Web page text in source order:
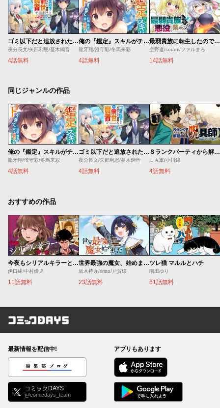
ゴミ以下だと追放された使用人、実は前世賢者です ～史上最強の賢者、世界最高峰の学園に通う～
夜分長文/矢部利恩/蔓木鋼音
4話無料
俺の『鑑定』スキルがチートすぎて
龍牙翔/澄守彩/冬馬来彩
4話無料
最弱貴族に転生したので悪役たちを集めてみた
空野進/sorani/ファルまろ
14話無料
同じジャンルの作品
俺の『鑑定』スキルがチートすぎて
龍牙翔/澄守彩/冬馬来彩
4話無料
ゴミ以下だと追放された使用人、実は前世賢者です ～史上最強の賢者、世界最高峰の学園に通う～
夜分長文/矢部利恩/蔓木鋼音
4話無料
Ｓランクパーティから解雇された【呪具師】～『呪いのアイテム』しか作れませんが、その性能はアーティファクト級なり……！～
ＬＡ軍/小川錦
4話無料
おすすめの作品
今夜もシリアルキラーと待ち合わせ
伊口紺/中村優児
11話無料
世界最強の魔女、始めました ～私だけ『攻略サイト』を見れる世界で自由に生きます～
坂木持丸/riritto/戸賀環
23話無料
ツレ猫 マルルとハチ
園田ゆり
81話無料
コミックDAYS
最新情報を配信中!
編集部ブログ
コミックDAYS
@comicdays_team
アプリもあります